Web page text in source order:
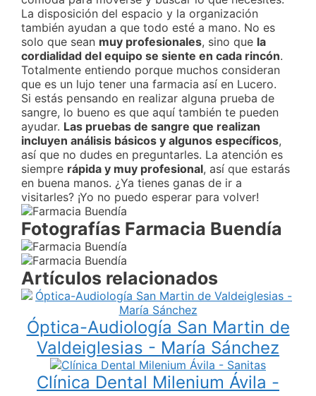
La disposición del espacio y la organización
también ayudan a que todo esté a mano. No es
solo que sean muy profesionales, sino que la
cordialidad del equipo se siente en cada rincón.
Totalmente entiendo porque muchos consideran
que es un lujo tener una farmacia así en Lucero.
Si estás pensando en realizar alguna prueba de
sangre, lo bueno es que aquí también te pueden
ayudar. Las pruebas de sangre que realizan
incluyen análisis básicos y algunos específicos,
así que no dudes en preguntarles. La atención es
siempre rápida y muy profesional, así que estarás
en buena manos. ¿Ya tienes ganas de ir a
visitarles? ¡Yo no puedo esperar para volver!
Fotografías Farmacia Buendía
Artículos relacionados
Óptica-Audiología San Martin de
Valdeiglesias - María Sánchez
Clínica Dental Milenium Ávila -